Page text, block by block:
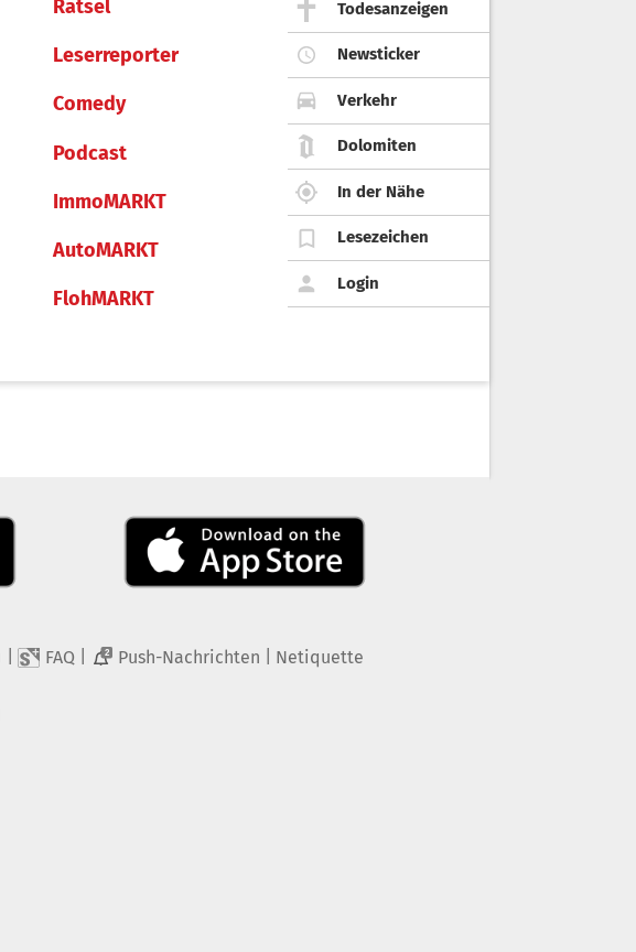
Rätsel
Leserreporter
Comedy
Podcast
ImmoMARKT
AutoMARKT
FlohMARKT
Todesanzeigen
Newsticker
Verkehr
Dolomiten
In der Nähe
Lesezeichen
Login
FAQ 2 Push-Nachrichten Netiquette